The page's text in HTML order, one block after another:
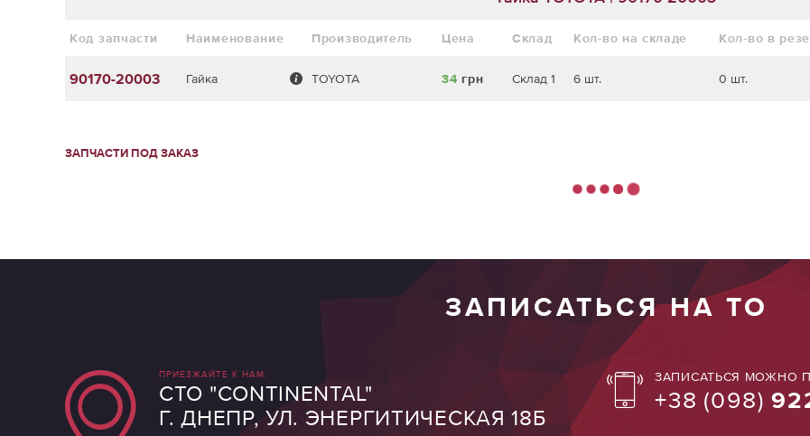
Код запчасти Наименование Производитель Цена Склад Кол-во на складе Кол-во в
90170-20003 Гайка TOYOTA 34 грн Склад 1 6 шт. 0 шт.
ЗАПЧАСТИ ПОД ЗАКАЗ
ЗАПИСАТЬСЯ НА ТО
ПРИЕЗЖАЙТЕ К НАМ:
СТО "CONTINENTAL"
Г. ДНЕПР, УЛ. ЭНЕРГИТИЧЕСКАЯ 18Б
ЗАПИСАТЬСЯ МОЖНО
+38 (098)